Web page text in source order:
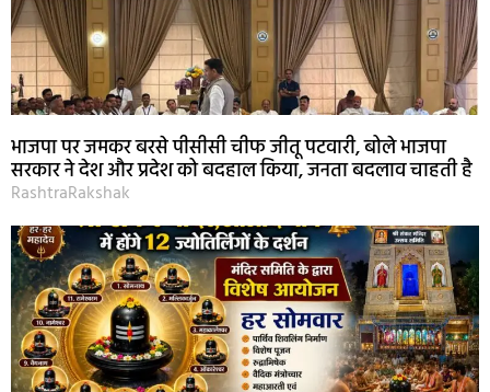
भाजपा पर जमकर बरसे पीसीसी चीफ जीतू पटवारी, बोले भाजपा
सरकार ने देश और प्रदेश को बदहाल किया, जनता बदलाव चाहती है
RashtraRakshak